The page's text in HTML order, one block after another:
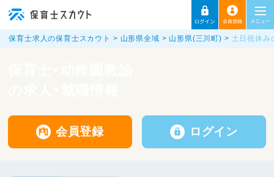
保育士求人の保育士スカウト 山形県全域 山形県(三川町) 土日祝休み
会員登録 ログイン